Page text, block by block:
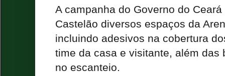
A campanha do Governo do
Castelão diversos espaços da
incluindo adesivos na cobertura
time da casa e visitante, além das
no escanteio.